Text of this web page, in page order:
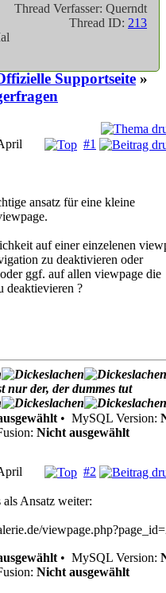
Thread Verfasser: Querndt
Thread ID: 213
Supportseite »
#1
ansatz für eine kleine
auf einer einzelenen
zu deaktivieren oder
ggf. auf allen viewpage die
deaktievieren ?
nur der, der dummes tut
• MySQL Version:
Nicht ausgewählt
#2
Ansatz weiter:
• MySQL Version:
Nicht ausgewählt